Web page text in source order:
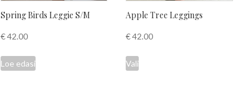
Spring Birds Leggie S/M
€42.00
Loe edasi
Apple Tree Leggings
€42.00
Vali
This
product